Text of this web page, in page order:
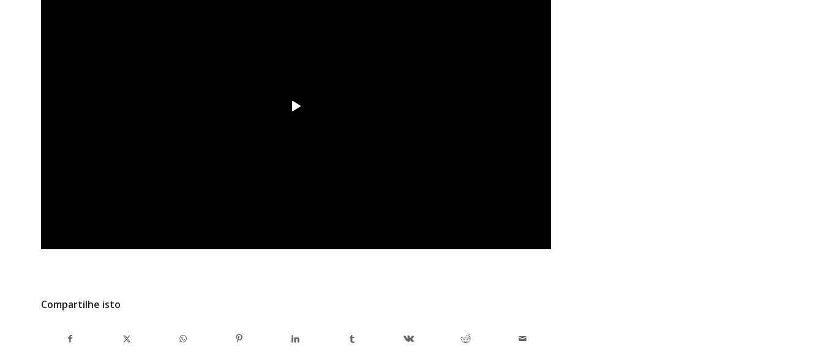
Compartilhe isto